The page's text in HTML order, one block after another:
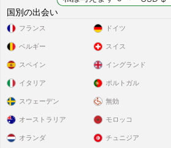
国別の出会い
フランス
ベルギー
スペイン
イタリア
スウェーデン
ドイツ
スイス
イングランド
ポルトガル
無効
オーストラリア
オランダ
モロッコ
チュニジア